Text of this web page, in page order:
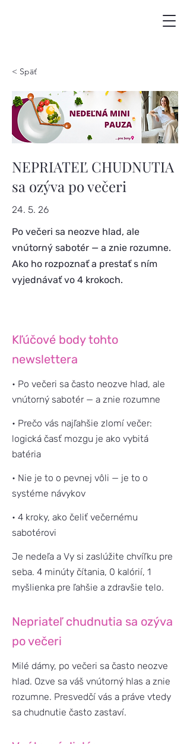
< Späť
NEPRIATEĽ CHUDNUTIA
sa ozýva po večeri
24. 5. 26
Po večeri sa neozve hlad, ale
vnútorný sabotér — a znie rozumne.
Ako ho rozpoznať a prestať s ním
vyjednávať vo 4 krokoch.
Kľúčové body tohto
newslettera
• Po večeri sa často neozve hlad, ale
vnútorný sabotér — a znie rozumne
• Prečo vás najľahšie zlomí večer:
logická časť mozgu je ako vybitá
batéria
• Nie je to o pevnej vôli — je to o
systéme návykov
• 4 kroky, ako čeliť večernému
sabotérovi
Je nedeľa a Vy si zaslúžite chvíľku pre
seba. 4 minúty čítania, 0 kalórií, 1
myšlienka pre ľahšie a zdravšie telo.
Nepriateľ chudnutia sa ozýva
po večeri
Milé dámy, po večeri sa často neozve
hlad. Ozve sa váš vnútorný hlas a znie
rozumne. Presvedčí vás a práve vtedy
sa chudnutie často zastaví.